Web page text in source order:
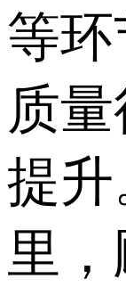
等
质
提
里